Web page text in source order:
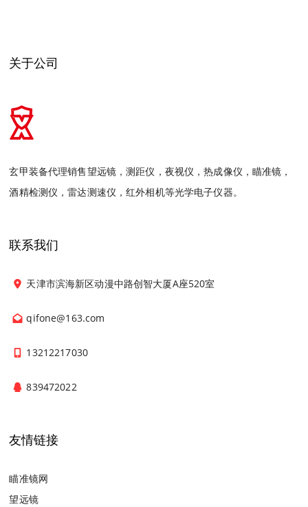
关于公司
玄甲装备代理销售望远镜，测距仪，夜视仪，热成像仪，瞄准镜，
酒精检测仪，雷达测速仪，红外相机等光学电子仪器。
联系我们
天津市滨海新区动漫中路创智大厦A座520室
qifone@163.com
13212217030
839472022
友情链接
瞄准镜网
望远镜